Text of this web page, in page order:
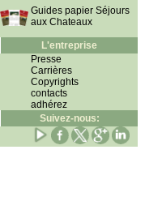
Guides papier Séjours
aux Chateaux
L'entreprise
Presse
Carrières
Copyrights
contacts
adhérez
Suivez-nous: